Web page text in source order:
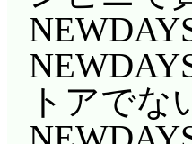
トアでな